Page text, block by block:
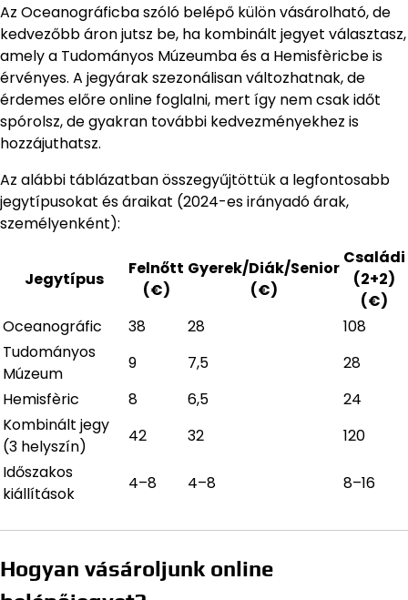
Az Oceanográficba szóló belépő külön vásárolható, de
kedvezőbb áron jutsz be, ha kombinált jegyet választasz,
amely a Tudományos Múzeumba és a Hemisfèricbe is
érvényes. A jegyárak szezonálisan változhatnak, de
érdemes előre online foglalni, mert így nem csak időt
spórolsz, de gyakran további kedvezményekhez is
hozzájuthatsz.
Az alábbi táblázatban összegyűjtöttük a legfontosabb
jegytípusokat és áraikat (2024-es irányadó árak,
személyenként):
Jegytípus
Felnőtt
(€)
Gyerek/Diák/Senior
(€)
Családi
(2+2)
(€)
Oceanográfic
38 28
108
Tudományos
Múzeum
9 7,5
28
Hemisfèric
8 6,5
24
Kombinált jegy
(3 helyszín)
42 32
120
Időszakos
kiállítások
4–8 4–8 8–16
Hogyan vásároljunk online